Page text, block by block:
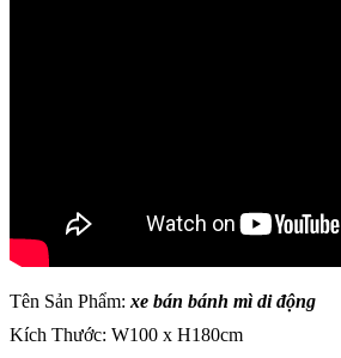
Tên Sản Phẩm: xe bán bánh mì di động
Kích Thước: W100 x H180cm